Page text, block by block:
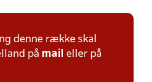
denne række skal
på mail eller på